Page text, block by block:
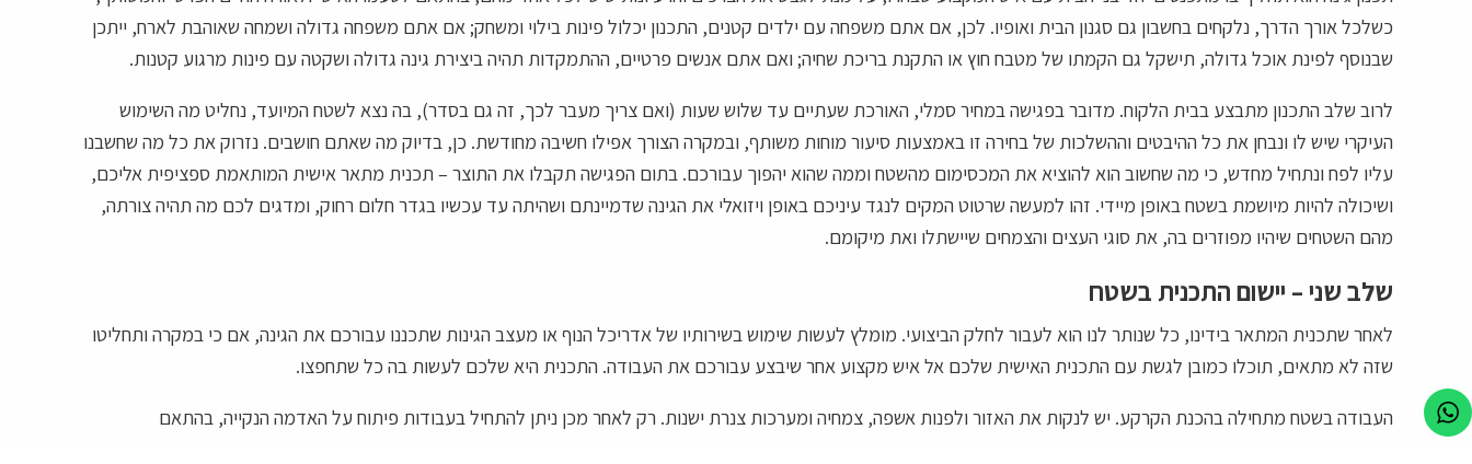
כשלכל אורך הדרך, נלקחים בחשבון גם סגנון הבית ואופיו. לכן, אם אתם משפחה עם ילדים קטנים, התכנון יכלול פינות בילוי ומשחק; אם אתם משפחה גדולה ושמחה שאוהבת לארח, ייתכן
שבנוסף לפינת אוכל גדולה, תישקל גם הקמתו של מטבח חוץ או התקנת בריכת שחיה; ואם אתם אנשים פרטיים, ההתמקדות תהיה ביצירת גינה גדולה ושקטה עם פינות מרגוע קטנות.
לרוב שלב התכנון מתבצע בבית הלקוח. מדובר בפגישה במחיר סמלי, האורכת שעתיים עד שלוש שעות (ואם צריך מעבר לכך, זה גם בסדר), בה נצא לשטח המיועד, נחליט מה השימוש
העיקרי שיש לו ונבחן את כל ההיבטים וההשלכות של בחירה זו באמצעות סיעור מוחות משותף, ובמקרה הצורך אפילו חשיבה מחודשת. כן, בדיוק מה שאתם חושבים. נזרוק את כל מה שחשבנו
עליו לפח ונתחיל מחדש, כי מה שחשוב הוא להוציא את המכסימום מהשטח וממה שהוא יהפוך עבורכם. בתום הפגישה תקבלו את התוצר – תכנית מתאר אישית המותאמת ספציפית אליכם,
ושיכולה להיות מיושמת בשטח באופן מיידי. זהו למעשה שרטוט המקים לנגד עיניכם באופן ויזואלי את הגינה שדמיינתם ושהיתה עד עכשיו בגדר חלום רחוק, ומדגים לכם מה תהיה צורתה,
מהם השטחים שיהיו מפוזרים בה, את סוגי העצים והצמחים שיישתלו ואת מיקומם.
שלב שני – יישום התכנית בשטח
לאחר שתכנית המתאר בידינו, כל שנותר לנו הוא לעבור לחלק הביצועי. מומלץ לעשות שימוש בשירותיו של אדריכל הנוף או מעצב הגינות שתכננו עבורכם את הגינה, אם כי במקרה ותחליטו
שזה לא מתאים, תוכלו כמובן לגשת עם התכנית האישית שלכם אל איש מקצוע אחר שיבצע עבורכם את העבודה. התכנית היא שלכם לעשות בה כל שתחפצו.
העבודה בשטח מתחילה בהכנת הקרקע. יש לנקות את האזור ולפנות אשפה, צמחיה ומערכות צנרת ישנות. רק לאחר מכן ניתן להתחיל בעבודות פיתוח על האדמה הנקייה, בהתאם